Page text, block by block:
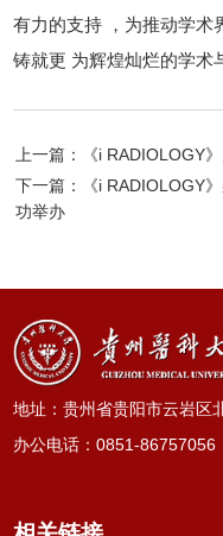
有力的支持 ，为推动学术
铸就更 为辉煌灿烂的学术
上一篇：《i RADIOLOGY
下一篇：《i RADIOLOGY
功举办
地址：贵州省贵阳市云岩区
办公电话 ：0851-86757056